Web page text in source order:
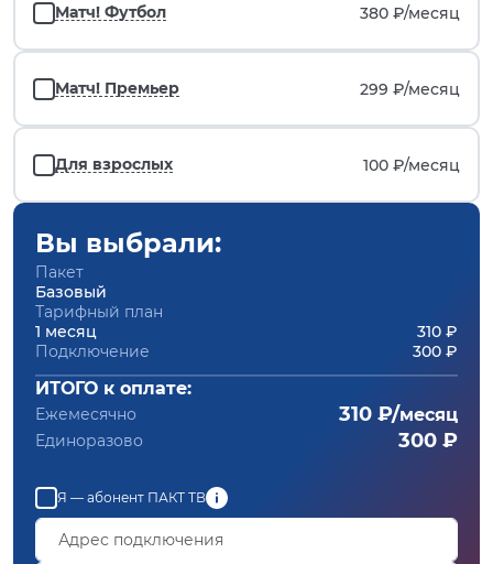
Матч! Футбол 380 ₽/месяц
Матч! Премьер 299 ₽/месяц
Для взрослых 100 ₽/месяц
Вы выбрали:
Пакет
Базовый
Тарифный план
1 месяц
310 ₽
Подключение
300 ₽
ИТОГО к оплате:
Ежемесячно 310 ₽/месяц
Единоразово 300 ₽
Я — абонент ПАКТ ТВ